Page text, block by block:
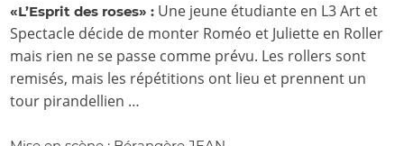
«L’Esprit des roses» : Une jeune étudiante en L3 Art et
Spectacle décide de monter Roméo et Juliette en Roller
mais rien ne se passe comme prévu. Les rollers sont
remisés, mais les répétitions ont lieu et prennent un
tour pirandellien …